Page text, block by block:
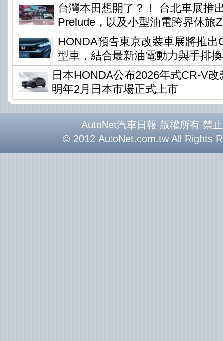
台灣本田想開了？！ 台北車展推
Prelude，以及小型油電跨界休旅
HONDA預告東京改裝車展將推出
型車，結合最新油電動力與手排
日本HONDA公布2026年式CR-V
明年2月日本市場正式上市
AutoNet汽車日報 版權所有 禁
© 2012 AutoNet.com.tw All Rights